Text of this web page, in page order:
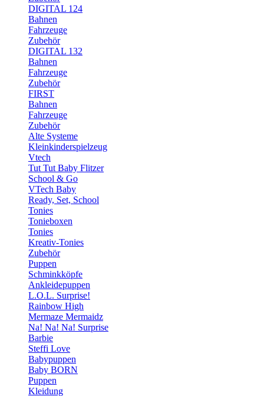
DIGITAL 124
Bahnen
Fahrzeuge
Zubehör
DIGITAL 132
Bahnen
Fahrzeuge
Zubehör
FIRST
Bahnen
Fahrzeuge
Zubehör
Alte Systeme
Kleinkinderspielzeug
Vtech
Tut Tut Baby Flitzer
School & Go
VTech Baby
Ready, Set, School
Tonies
Tonieboxen
Tonies
Kreativ-Tonies
Zubehör
Puppen
Schminkköpfe
Ankleidepuppen
L.O.L. Surprise!
Rainbow High
Mermaze Mermaidz
Na! Na! Na! Surprise
Barbie
Steffi Love
Babypuppen
Baby BORN
Puppen
Kleidung